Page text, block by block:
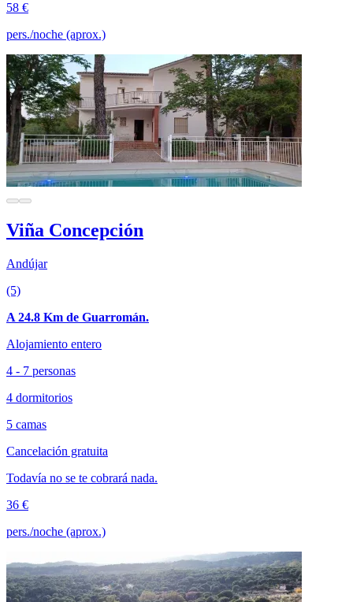
58 €
pers./noche (aprox.)
Viña Concepción
Andújar
(5)
A 24.8 Km de Guarromán.
Alojamiento entero
4 - 7 personas
4 dormitorios
5 camas
Cancelación gratuita
Todavía no se te cobrará nada.
36 €
pers./noche (aprox.)